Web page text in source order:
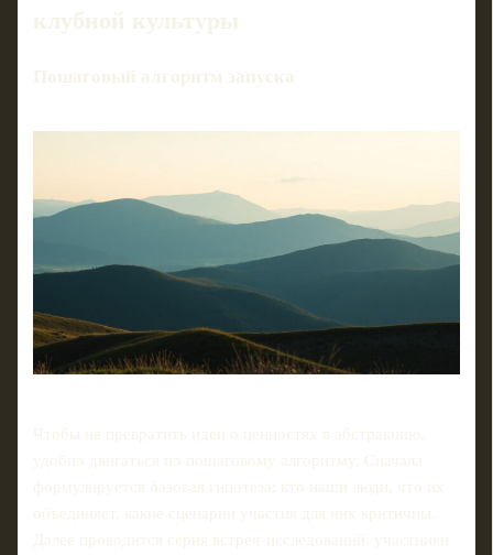
клубной культуры
Пошаговый алгоритм запуска
Чтобы не превратить идеи о ценностях в абстракцию,
удобно двигаться по пошаговому алгоритму. Сначала
формулируется базовая гипотеза: кто наши люди, что их
объединяет, какие сценарии участия для них критичны.
Далее проводится серия встреч-исследований: участники